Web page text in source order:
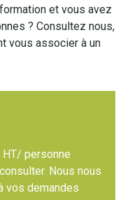
et vous avez
? Consultez nous,
vous associer à un
personne
Nous nous
vos demandes